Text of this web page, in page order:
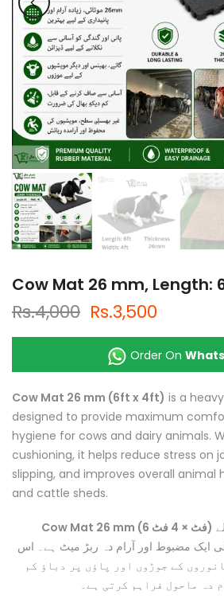
Cow Mat 26 mm, Length:
Rs.4,000 Rs.3,500
Order On
Cow Mat 26 mm (6ft x 4ft) is a
designed to provide maximum
hygiene for cows and dairy animals.
cushioning, it helps reduce stress on
slipping, and improves overall animal
and cattle sheds.
Cow Mat 26 mm (6 فٹ × 4 فٹ)
ایک مضبوط اور آرام دہ ربڑ میٹ ہے۔ اس
کے جوڑوں اور پاؤں پر دباؤ کم
دہ ماحول فراہم کرتی ہے۔